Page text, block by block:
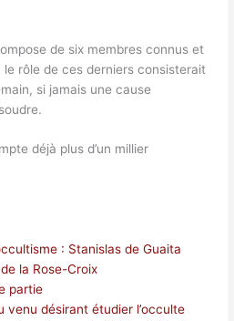
de six membres connus et
rôle de ces derniers consisterait
si jamais une cause
déjà plus d’un millier
: Stanislas de Guaita
la Rose-Croix
partie
venu désirant étudier l’occulte